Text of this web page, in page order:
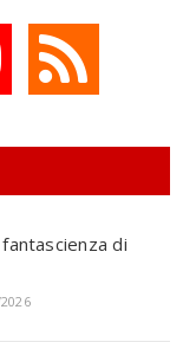
di